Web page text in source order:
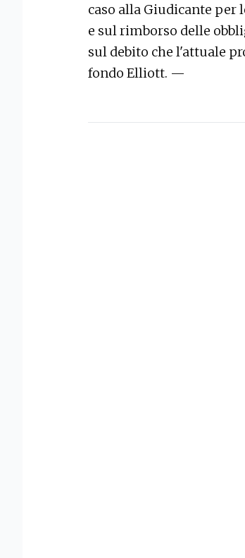
caso alla Giudicante
e sul rimborso delle
sul debito che l'attuale
fondo Elliott. —